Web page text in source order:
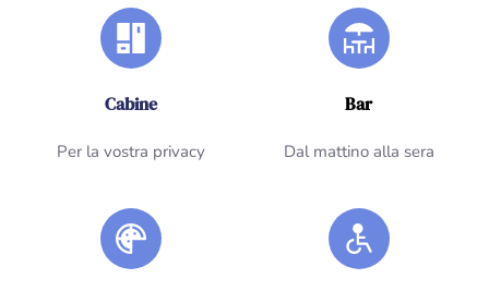
Cabine
Per la vostra privacy
Bar
Dal mattino alla sera